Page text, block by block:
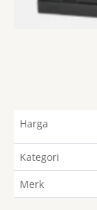
Harga
Kategori
Merk